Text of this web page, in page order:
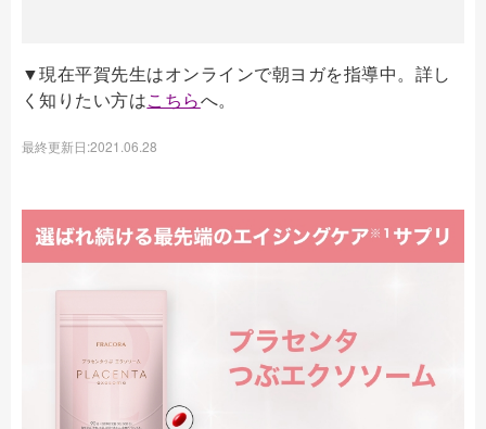
▼現在平賀先生はオンラインで朝ヨガを指導中。詳し
く知りたい方はこちらへ。
最終更新日:2021.06.28